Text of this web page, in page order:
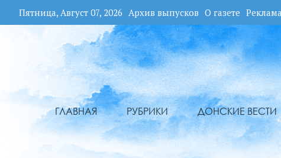
Пятница, Август 07, 2026 Архив выпусков О газете Реклама
ГЛАВНАЯ РУБРИКИ ДОНСКИЕ ВЕСТИ